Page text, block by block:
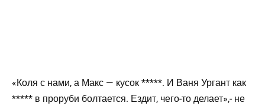
«Коля с нами, а Макс — кусок *****. И Ваня Ургант как
***** в проруби болтается. Ездит, чего-то делает»,- не